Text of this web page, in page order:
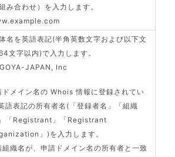
み合わせ）を入力します。
名を英語表記(半角英数文字および以下文
文字以内)で入力します。
JAPAN, Inc
ドメイン名の Whois 情報に登録されてい
語表記の所有者名(「登録者名」「組織
「Registrant」「Registrant
」)を入力します。
組織名が、申請ドメイン名の所有者と一致